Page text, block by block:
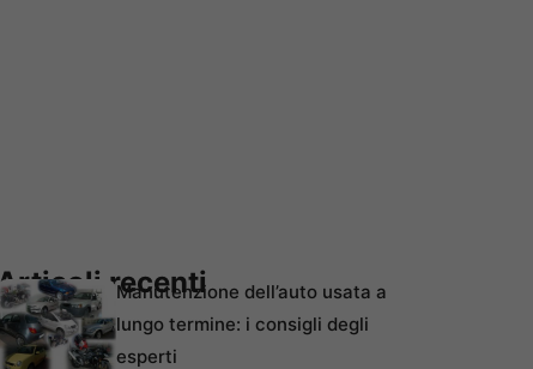
Articoli recentiManutenzione dell’auto usata a
lungo termine: i consigli degli
esperti